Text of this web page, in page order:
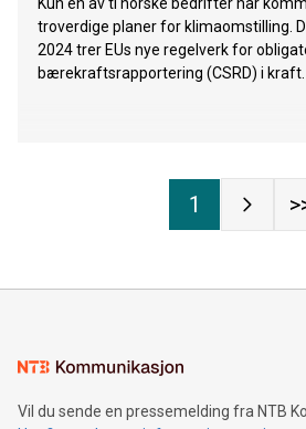
Kun én av ti norske bedrifter har
troverdige planer for klimaomstilling.
2024 trer EUs nye regelverk for
bærekraftsrapportering (CSRD) i kraft.
1
Vil du sende en pressemelding fra NTB